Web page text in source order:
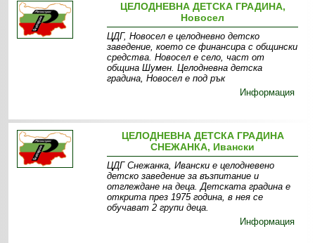
ЦЕЛОДНЕВНА ДЕТСКА ГРАДИНА,
Новосел
ЦДГ, Новосел е целодневно детско
заведение, което се финансира с общински
средства. Новосел е село, част от
община Шумен. Целодневна детска
градина, Новосел е под рък
Информация
ЦЕЛОДНЕВНА ДЕТСКА ГРАДИНА
СНЕЖАНКА, Ивански
ЦДГ Снежанка, Ивански е целодневено
детско заведение за възпитание и
отглеждане на деца. Детската градина е
открита през 1975 година, в нея се
обучават 2 групи деца.
Информация